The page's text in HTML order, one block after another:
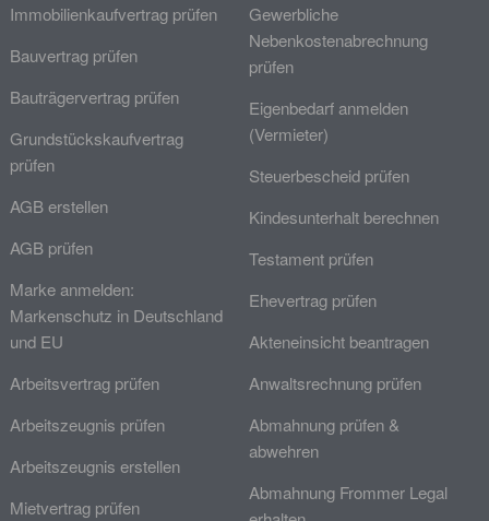
Immobilienkaufvertrag prüfen
Bauvertrag prüfen
Bauträgervertrag prüfen
Grundstückskaufvertrag
prüfen
AGB erstellen
AGB prüfen
Marke anmelden:
Markenschutz in Deutschland
und EU
Arbeitsvertrag prüfen
Arbeitszeugnis prüfen
Arbeitszeugnis erstellen
Mietvertrag prüfen
Gewerbliche
Nebenkostenabrechnung
prüfen
Eigenbedarf anmelden
(Vermieter)
Steuerbescheid prüfen
Kindesunterhalt berechnen
Testament prüfen
Ehevertrag prüfen
Akteneinsicht beantragen
Anwaltsrechnung prüfen
Abmahnung prüfen &
abwehren
Abmahnung Frommer Legal